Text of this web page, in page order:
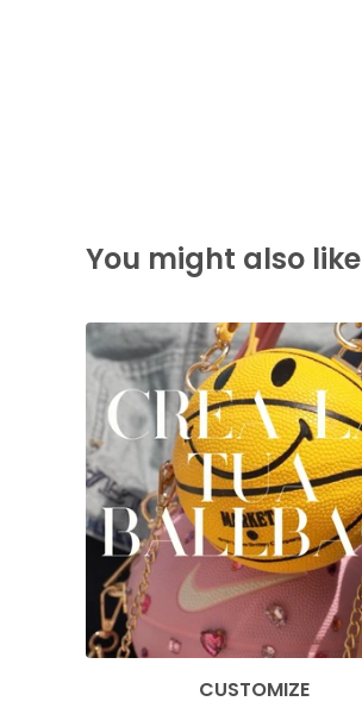
You might also like
CUSTOMIZE